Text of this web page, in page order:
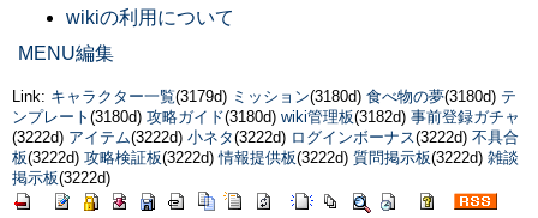
wikiの利用について
MENU編集
Link: キャラクター一覧(3179d) ミッション(3180d) 食べ物の夢(3180d) テ
ンプレート (3180d) 攻略ガイド(3180d) wiki管理板(3182d) 事前登録ガチャ
(3222d) アイテム(3222d) 小ネタ(3222d) ログインボーナス(3222d) 不具合
板(3222d) 攻略検証板(3222d)情報提供板(3222d) 質問掲示板(3222d) 雑談
掲示板(3222d)